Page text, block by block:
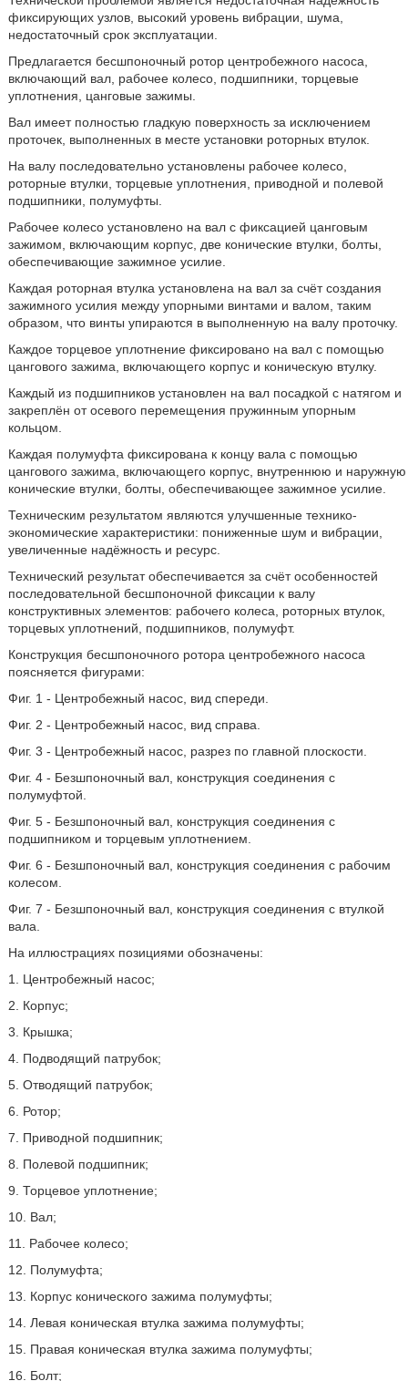
фиксирующих узлов, высокий уровень вибрации, шума,
недостаточный срок эксплуатации.
Предлагается бесшпоночный ротор центробежного насоса,
включающий вал, рабочее колесо, подшипники, торцевые
уплотнения, цанговые зажимы.
Вал имеет полностью гладкую поверхность за исключением
проточек, выполненных в месте установки роторных втулок.
На валу последовательно установлены рабочее колесо,
роторные втулки, торцевые уплотнения, приводной и полевой
подшипники, полумуфты.
Рабочее колесо установлено на вал с фиксацией цанговым
зажимом, включающим корпус, две конические втулки, болты,
обеспечивающие зажимное усилие.
Каждая роторная втулка установлена на вал за счёт создания
зажимного усилия между упорными винтами и валом, таким
образом, что винты упираются в выполненную на валу проточку.
Каждое торцевое уплотнение фиксировано на вал с помощью
цангового зажима, включающего корпус и коническую втулку.
Каждый из подшипников установлен на вал посадкой с натягом и
закреплён от осевого перемещения пружинным упорным
кольцом.
Каждая полумуфта фиксирована к концу вала с помощью
цангового зажима, включающего корпус, внутреннюю и наружную
конические втулки, болты, обеспечивающее зажимное усилие.
Техническим результатом являются улучшенные технико-
экономические характеристики: пониженные шум и вибрации,
увеличенные надёжность и ресурс.
Технический результат обеспечивается за счёт особенностей
последовательной бесшпоночной фиксации к валу
конструктивных элементов: рабочего колеса, роторных втулок,
торцевых уплотнений, подшипников, полумуфт.
Конструкция бесшпоночного ротора центробежного насоса
поясняется фигурами:
Фиг. 1 - Центробежный насос, вид спереди.
Фиг. 2 - Центробежный насос, вид справа.
Фиг. 3 - Центробежный насос, разрез по главной плоскости.
Фиг. 4 - Безшпоночный вал, конструкция соединения с
полумуфтой.
Фиг. 5 - Безшпоночный вал, конструкция соединения с
подшипником и торцевым уплотнением.
Фиг. 6 - Безшпоночный вал, конструкция соединения с рабочим
колесом.
Фиг. 7 - Безшпоночный вал, конструкция соединения с втулкой
вала.
На иллюстрациях позициями обозначены:
1. Центробежный насос;
2. Корпус;
3. Крышка;
4. Подводящий патрубок;
5. Отводящий патрубок;
6. Ротор;
7. Приводной подшипник;
8. Полевой подшипник;
9. Торцевое уплотнение;
10. Вал;
11. Рабочее колесо;
12. Полумуфта;
13. Корпус конического зажима полумуфты;
14. Левая коническая втулка зажима полумуфты;
15. Правая коническая втулка зажима полумуфты;
16. Болт;